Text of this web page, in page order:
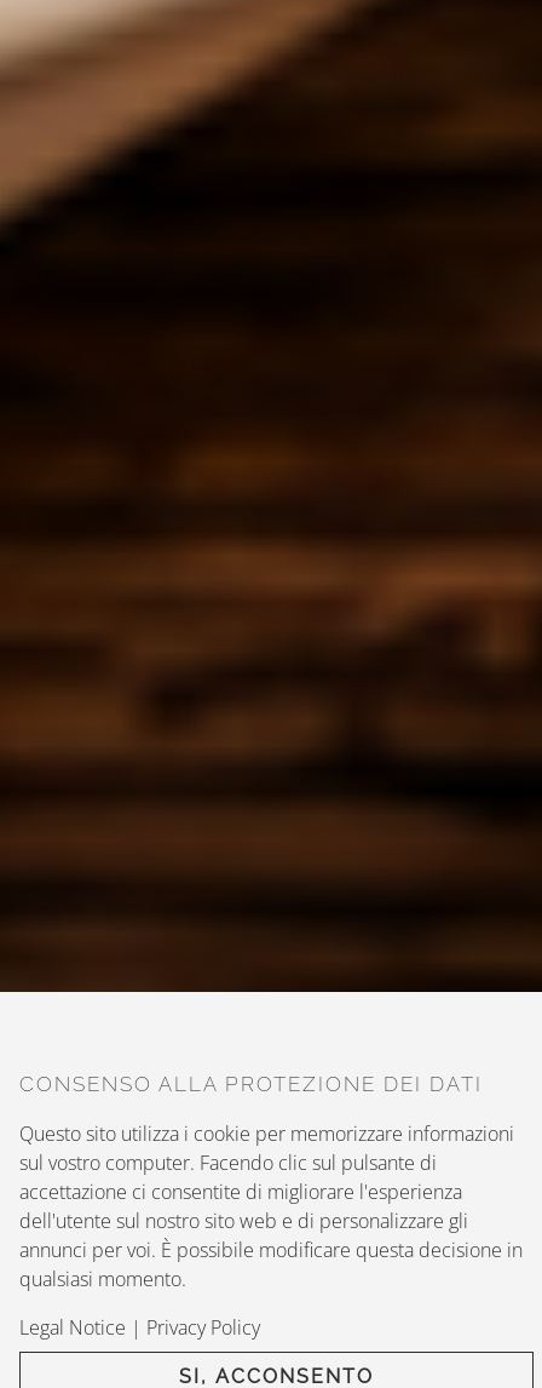
ATRI A TAVOLA
XXIII EDIZIONE
CONSENSO ALLA PROTEZIONE DEI DATI
Questo sito utilizza i cookie per memorizzare informazioni
sul vostro computer. Facendo clic sul pulsante di
accettazione ci consentite di migliorare l'esperienza
dell'utente sul nostro sito web e di personalizzare gli
annunci per voi. È possibile modificare questa decisione in
qualsiasi momento.
Legal Notice | Privacy Policy
SI, ACCONSENTO